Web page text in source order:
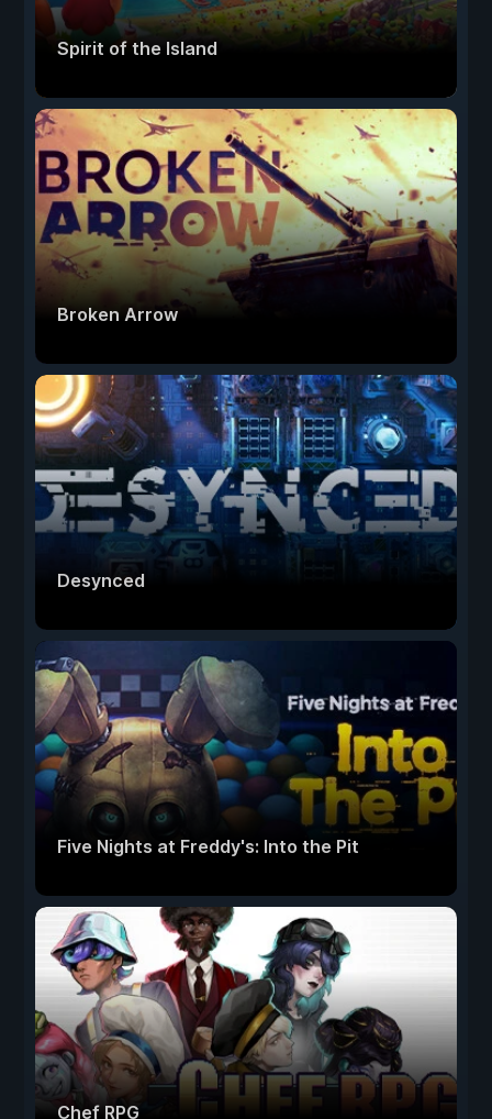
Spirit of the Island
Broken Arrow
Desynced
Five Nights at Freddy's: Into the Pit
Chef RPG